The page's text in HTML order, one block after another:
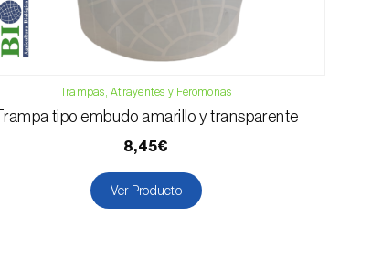
Trampas, Atrayentes y Feromonas
Trampa tipo embudo amarillo y transparente
8,45€
Ver Producto